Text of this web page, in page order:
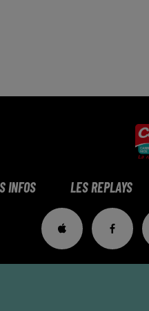
INFOS LES REPLAYS